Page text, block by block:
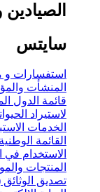
سايتس
استفسارات و
المنشأت
قائمة الدول
لاستيراد
الخدمات
القائمة
الاستخدام في
المنتجات
تصديق